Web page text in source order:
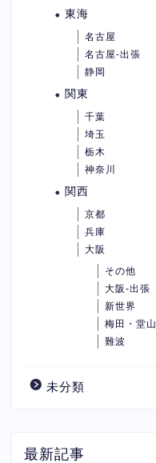
東海
名古屋
名古屋-出張
静岡
関東
千葉
埼玉
栃木
神奈川
関西
京都
兵庫
大阪
その他
大阪-出張
新世界
梅田・堂山
難波
未分類
最新記事